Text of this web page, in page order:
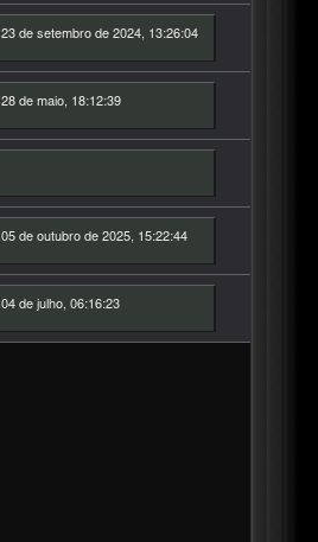
23 de setembro de 2024, 13:26:04
28 de maio, 18:12:39
05 de outubro de 2025, 15:22:44
04 de julho, 06:16:23